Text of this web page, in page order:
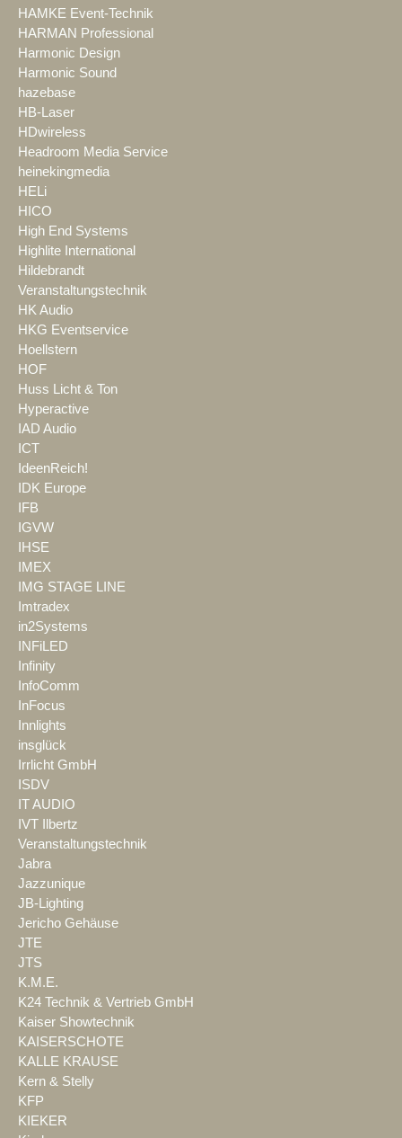
HAMKE Event-Technik
HARMAN Professional
Harmonic Design
Harmonic Sound
hazebase
HB-Laser
HDwireless
Headroom Media Service
heinekingmedia
HELi
HICO
High End Systems
Highlite International
Hildebrandt
Veranstaltungstechnik
HK Audio
HKG Eventservice
Hoellstern
HOF
Huss Licht & Ton
Hyperactive
IAD Audio
ICT
IdeenReich!
IDK Europe
IFB
IGVW
IHSE
IMEX
IMG STAGE LINE
Imtradex
in2Systems
INFiLED
Infinity
InfoComm
InFocus
Innlights
insglück
Irrlicht GmbH
ISDV
IT AUDIO
IVT Ilbertz
Veranstaltungstechnik
Jabra
Jazzunique
JB-Lighting
Jericho Gehäuse
JTE
JTS
K.M.E.
K24 Technik & Vertrieb GmbH
Kaiser Showtechnik
KAISERSCHOTE
KALLE KRAUSE
Kern & Stelly
KFP
KIEKER